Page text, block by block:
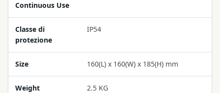
Continuous Use
Classe di
protezione
IP54
Size 160(L) x 160(W) x 185(H) mm
Weight 2.5 KG